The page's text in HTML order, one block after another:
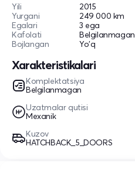
Yili
2015
Yurgani
249 000 km
Egalari
3 ega
Kafolati
Belgilanmagan
Bojlangan
Yo'q
Xarakteristikalari
Komplektatsiya
Belgilanmagan
Uzatmalar qutisi
Mexanik
Kuzov
HATCHBACK_5_DOORS